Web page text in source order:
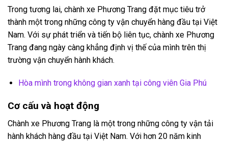
Trong tương lai, chành xe Phương Trang đặt mục tiêu trở
thành một trong những công ty vận chuyển hàng đầu tại Việt
Nam. Với sự phát triển và tiến bộ liên tục, chành xe Phương
Trang đang ngày càng khẳng định vị thế của mình trên thị
trường vận chuyển hành khách.
Hòa mình trong không gian xanh tại công viên Gia Phú
Cơ cấu và hoạt động
Chành xe Phương Trang là một trong những công ty vận tải
hành khách hàng đầu tại Việt Nam. Với hơn 20 năm kinh